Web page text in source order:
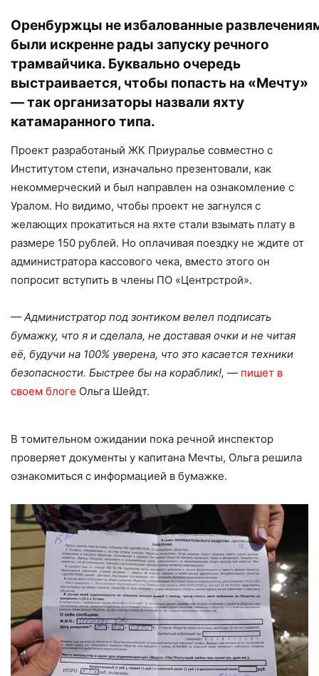
Оренбуржцы не избалованные
были искренне рады запуску речного
трамвайчика. Буквально очередь
выстраивается, чтобы попасть на «Мечту»
— так организаторы назвали яхту
катамаранного типа.
Проект разработаный ЖК Приуралье совместно с
Институтом степи, изначально презентовали, как
некоммерческий и был направлен на ознакомление с
Уралом. Но видимо, чтобы проект не загнулся с
желающих прокатиться на яхте стали взымать плату в
размере 150 рублей. Но оплачивая поездку не ждите от
администратора кассового чека, вместо этого он
попросит вступить в члены ПО «Центрстрой».
— Администратор под зонтиком велел подписать
бумажку, что я и сделала, не доставая очки и не читая
её, будучи на 100% уверена, что это касается техники
безопасности. Быстрее бы на кораблик!, — пишет в
своем блоге Ольга Шейдт.
В томительном ожидании пока речной инспектор
проверяет документы у капитана Мечты, Ольга решила
ознакомиться с информацией в бумажке.